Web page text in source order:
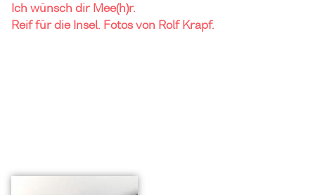
Ich wünsch dir Mee(h)r.
Reif für die Insel. Fotos von Rolf Krapf.